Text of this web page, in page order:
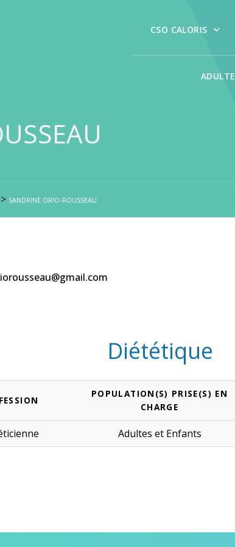
CSO CALORIS
ADULTE
> SANDRINE ORIO-ROUSSEAU
Diététique
POPULATION(S) PRISE(S) EN
CHARGE
Adultes et Enfants